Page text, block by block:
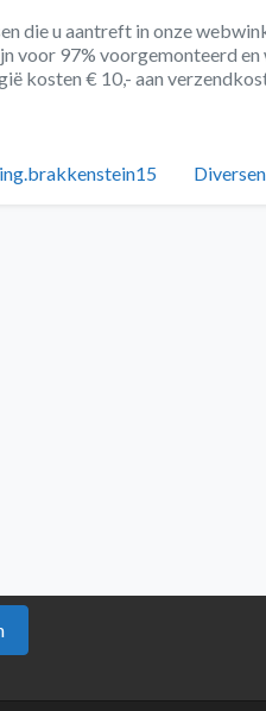
die u aantreft in onze
voor 97% voorgemonteerd
kosten € 10,- aan
Diversen